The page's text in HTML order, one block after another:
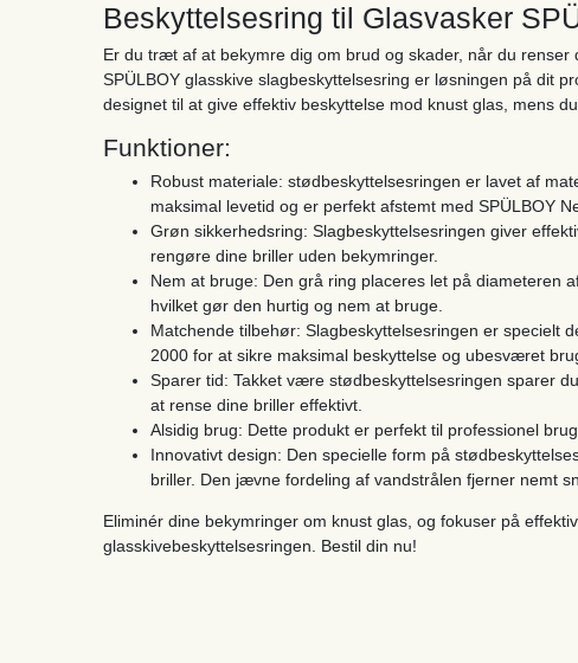
Beskyttelsesring til Glasvasker
Er du træt af at bekymre dig om brud og skader, når du renser
SPÜLBOY glasskive slagbeskyttelsesring er løsningen på dit
designet til at give effektiv beskyttelse mod knust glas, mens
Funktioner:
Robust materiale: stødbeskyttelsesringen er lavet af
maksimal levetid og er perfekt afstemt med SPÜLBOY
Grøn sikkerhedsring: Slagbeskyttelsesringen giver
rengøre dine briller uden bekymringer.
Nem at bruge: Den grå ring placeres let på diameteren
hvilket gør den hurtig og nem at bruge.
Matchende tilbehør: Slagbeskyttelsesringen er specielt
2000 for at sikre maksimal beskyttelse og ubesværet
Sparer tid: Takket være stødbeskyttelsesringen sparer
at rense dine briller effektivt.
Alsidig brug: Dette produkt er perfekt til professionel
Innovativt design: Den specielle form på
briller. Den jævne fordeling af vandstrålen fjerner nemt
Eliminér dine bekymringer om knust glas, og fokuser på
glasskivebeskyttelsesringen. Bestil din nu!